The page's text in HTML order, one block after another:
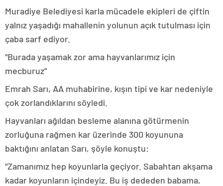
Muradiye Belediyesi karla mücadele ekipleri de çiftin
yalnız yaşadığı mahallenin yolunun açık tutulması için
çaba sarf ediyor.
“Burada yaşamak zor ama hayvanlarımız için
mecburuz”
Emrah Sarı, AA muhabirine, kışın tipi ve kar nedeniyle
çok zorlandıklarını söyledi.
Hayvanları ağıldan besleme alanına götürmenin
zorluğuna rağmen kar üzerinde 300 koyununa
baktığını anlatan Sarı, şöyle konuştu:
“Zamanımız hep koyunlarla geçiyor. Sabahtan akşama
kadar koyunların içindeyiz. Bu iş dededen babama,